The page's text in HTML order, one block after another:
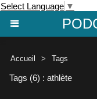
Select Language ▼
Accueil > Tags
Tags (6) : athlète